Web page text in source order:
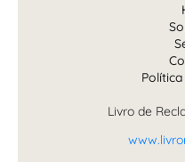
Livro de